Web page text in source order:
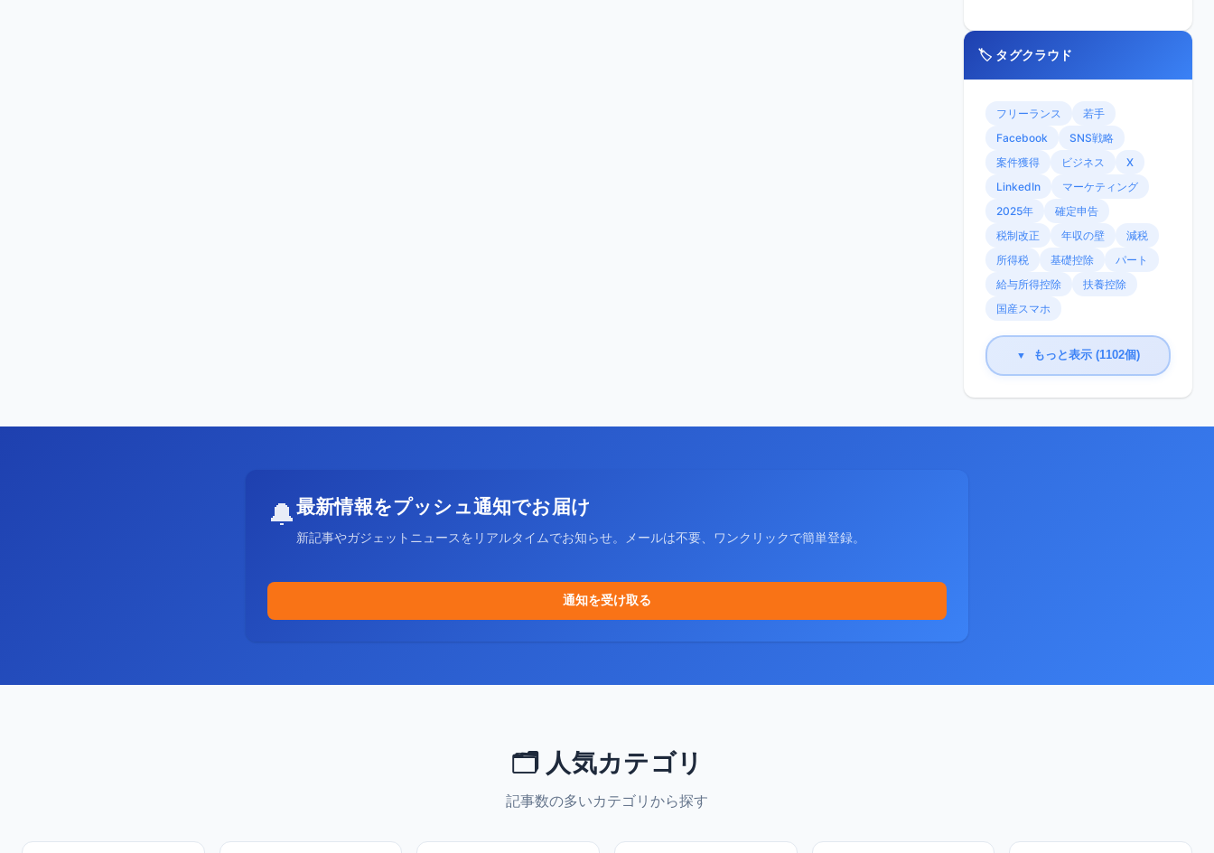
🏷️ タグクラウド
フリーランス
若手
Facebook
SNS戦略
案件獲得
ビジネス
X
LinkedIn
マーケティング
2025年
確定申告
税制改正
年収の壁
減税
所得税
基礎控除
パート
給与所得控除
扶養控除
国産スマホ
▼ もっと表示 (1102個)
🔔最新情報をプッシュ通知でお届け
新記事やガジェットニュースをリアルタイムでお知らせ。メールは不要、ワンクリックで簡単登録。
通知を受け取る
🗂️ 人気カテゴリ
記事数の多いカテゴリから探す